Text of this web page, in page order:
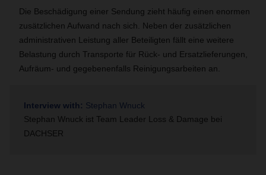
Die Beschädigung einer Sendung zieht häufig einen enormen
zusätzlichen Aufwand nach sich. Neben der zusätzlichen
administrativen Leistung aller Beteiligten fällt eine weitere
Belastung durch Transporte für Rück- und Ersatzlieferungen,
Aufräum- und gegebenenfalls Reinigungsarbeiten an.
Interview with: Stephan Wnuck
Stephan Wnuck ist Team Leader Loss & Damage bei
DACHSER